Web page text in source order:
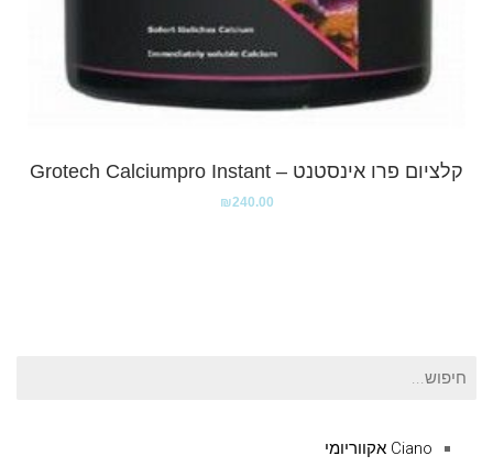
קלציום פרו אינסטנט – Grotech Calciumpro Instant
₪240.00
חיפוש
Ciano אקווריומי